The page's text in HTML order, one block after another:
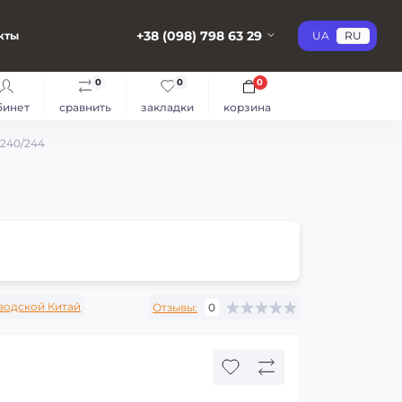
+38 (098) 798 63 29 UA RU
сравнить
0
закладки
0
корзина
0
244
Китай Отзывы: 0